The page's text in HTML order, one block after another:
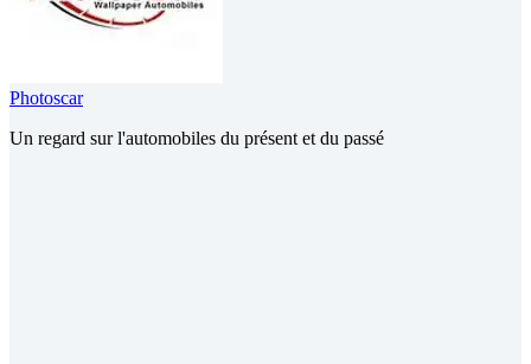
Photoscar
Un regard sur l'automobiles du présent et du passé